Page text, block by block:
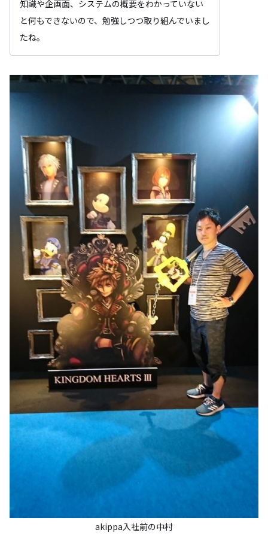
知識や企画面、システムの概要をわかっていない
と何もできないので、勉強しつつ取り組んでいまし
たね。
akippa入社前の中村